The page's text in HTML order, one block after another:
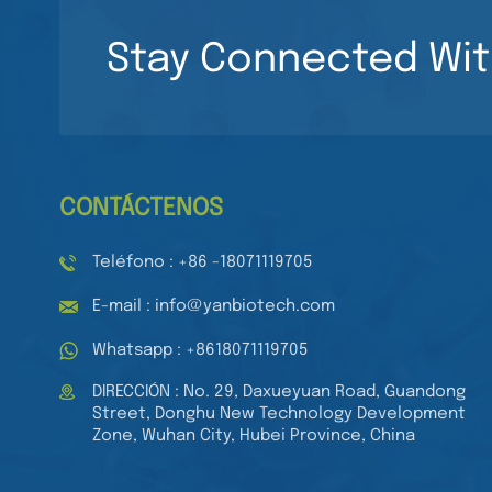
pocillos para
laboratorio médico.
Placas de cultivo de
mecánica
Stay Connected
CONTÁCTENOS
Teléfono : +86 -18071119705
E-mail : info@yanbiotech.com
Whatsapp : +8618071119705
DIRECCIÓN : No. 29, Daxueyuan Road, Guandong
Street, Donghu New Technology Development
Zone, Wuhan City, Hubei Province, China